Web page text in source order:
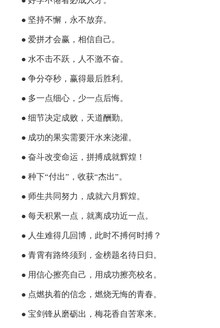
● 坚持不懈，永不放弃。
● 爱拼才会赢，相信自己。
● 水不击不跃，人不激不奋。
● 争分夺秒，赢得最后胜利。
● 多一点细心，少一点后悔。
● 细节决定成败，天道酬勤。
● 成功的果实需要汗水来浇灌。
● 奋斗改变命运，拼搏成就辉煌！
● 种下“付出”，收获“杰出”。
● 师生共同努力，成就六月辉煌。
● 每天积累一点，就离成功近一点。
● 人生难得几回博，此时不搏何时搏？
● 青霄有路终须到，金榜题名待日归。
● 用信心擦亮自己，用成功擦亮校名。
● 点燃执着的信念，燃烧无悔的青春。
● 宝剑锋从磨砺出，梅花香自苦寒来。